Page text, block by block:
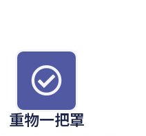
重物一把罩